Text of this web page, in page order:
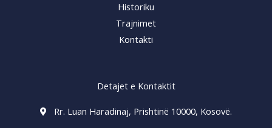
Historiku
Trajnimet
Kontakti
Detajet e Kontaktit
Rr. Luan Haradinaj, Prishtinë 10000, Kosovë.